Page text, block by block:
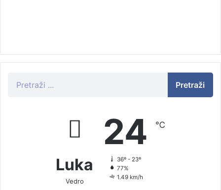
Pretraži
Luka
Vedro
24 ℃
36º - 23º
77%
1.49 km/h